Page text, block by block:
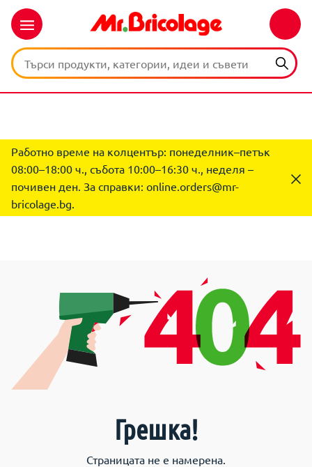
Работно време на колцентър: понеделник–петък
08:00–18:00 ч., събота 10:00–16:30 ч., неделя –
почивен ден. За справки: online.orders@mr-
bricolage.bg.
Грешка!
Страницата не е намерена.